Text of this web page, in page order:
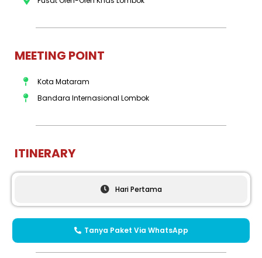
MEETING POINT
Kota Mataram
Bandara Internasional Lombok
ITINERARY
Hari Pertama
Tanya Paket Via WhatsApp